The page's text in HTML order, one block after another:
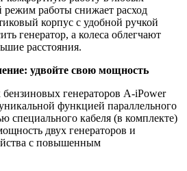
работы снижает расход
корпус с удобной ручкой
генератор, а колеса облегчают
расстояния.
удвойте свою мощность
генераторов A-iPower
функцией параллельного
кабеля (в комплекте)
двух генераторов и
с повышенным